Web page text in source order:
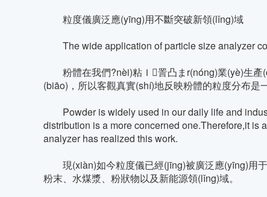
粒度儀廣泛應(yīng)用不斷突破新領(lǐng)域
The wide application of particle size analyzer
粉體在我們?nèi)粘Ｉ詈凸まr(nóng)業(yè)生產
(biāo)，所以客觀真實(shí)地反映粉體的粒度分布是
Powder is widely used in our daily life and
distribution is a more concerned one.Therefore,it is
analyzer has realized this work.
現(xiàn)如今粒度儀已經(jīng)被廣泛應(yīng)用于水泥
粉末、水煤漿、粉狀物以及新能源領(lǐng)域。